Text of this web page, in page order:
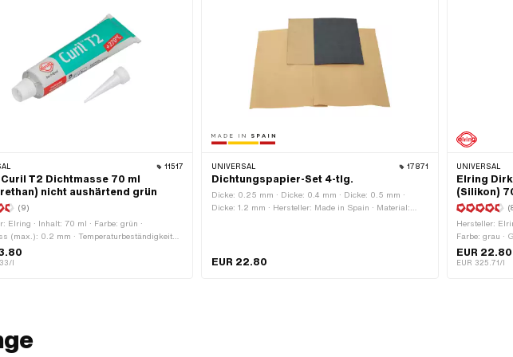
11517
T2 Dichtmasse 70 ml
nicht aushärtend grün
(9)
Elring · Inhalt: 70 ml · Farbe: grün ·
(max.): 0.2 mm · Temperaturbeständigkeit
- 250 °C · Anwendungsbereich: Chemie
l
UNIVERSAL 17871
Dichtungspapier-Set 4-tlg.
Dicke: 0.25 mm · Dicke: 0.4 mm · Dicke: 0.5 mm ·
Dicke: 1.2 mm · Hersteller: Made in Spain · Material:
EUR 22.80
UNIVERSAL
Elring
(Silikon)
Hersteller:
Farbe: grau ·
längerer oder
(max.): 2 mm
EUR 22.80
EUR 325.71/l